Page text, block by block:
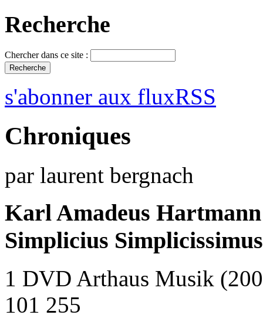
Recherche
Chercher dans ce site :
s'abonner aux fluxRSS
Chroniques
par laurent bergnach
Karl Amadeus Hartmann
Simplicius Simplicissimus
1 DVD Arthaus Musik
101 255